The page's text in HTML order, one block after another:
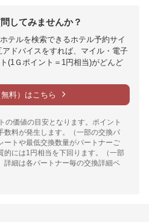
してみませんか？
テルを検索できるホテル予約サイ
ドバイスをすれば、マイル・電子
(1Ｇポイント＝1円相当)がどんど
料）はこちら
価値の目安となります。ポイント
数料が発生します。（一部の交換パ
ートや最低交換数量がパートナーご
的には1円相当を下回ります。（一部
詳細は各パートナー毎の交換詳細ペ